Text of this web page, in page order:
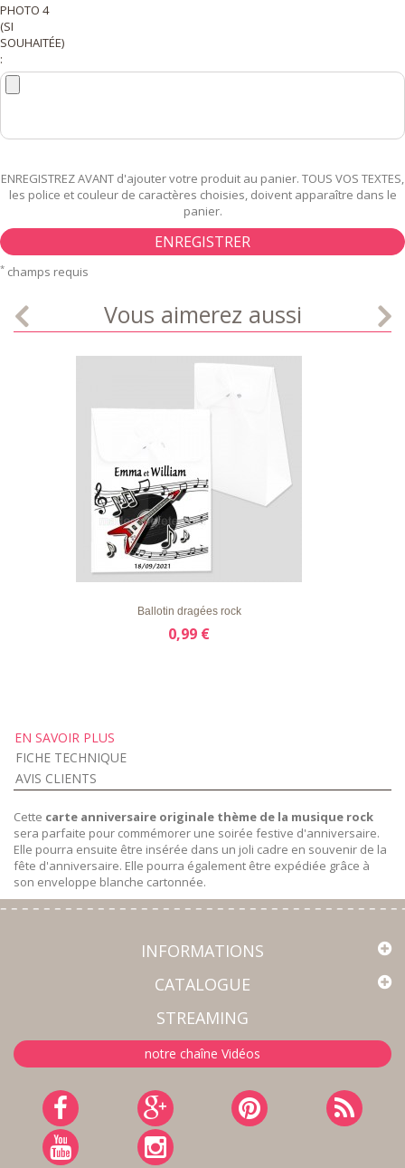
PHOTO 4
(SI
SOUHAITÉE)
:
ENREGISTREZ AVANT d'ajouter votre produit au panier. TOUS VOS TEXTES,
les police et couleur de caractères choisies, doivent apparaître dans le
panier.
ENREGISTRER
* champs requis
Vous aimerez aussi
D'ENVIE
APERÇU RAPIDE
Ballotin dragées rock
0,99 €
EN SAVOIR PLUS
FICHE TECHNIQUE
AVIS CLIENTS
Cette carte anniversaire originale thème de la musique rock
sera parfaite pour commémorer une soirée festive d'anniversaire.
Elle pourra ensuite être insérée dans un joli cadre en souvenir de la
fête d'anniversaire. Elle pourra également être expédiée grâce à
son enveloppe blanche cartonnée.
INFORMATIONS
CATALOGUE
STREAMING
notre chaîne Vidéos